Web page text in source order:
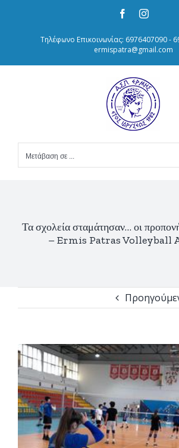
Facebook
Τηλέφωνο Επικοινωνίας: 6976407090 -
ermispatra@gmail.com
Μετάβαση σε ...
Τα σχολεία σταμάτησαν… οι
– Ermis Patras Volleyball
View
Larger
Image